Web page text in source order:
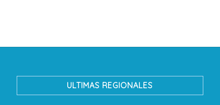
ULTIMAS REGIONALES